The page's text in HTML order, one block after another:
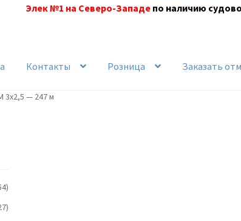
Элек №1 на Северо-Западе по наличию
Контакты Розница Заказать
— 247 м